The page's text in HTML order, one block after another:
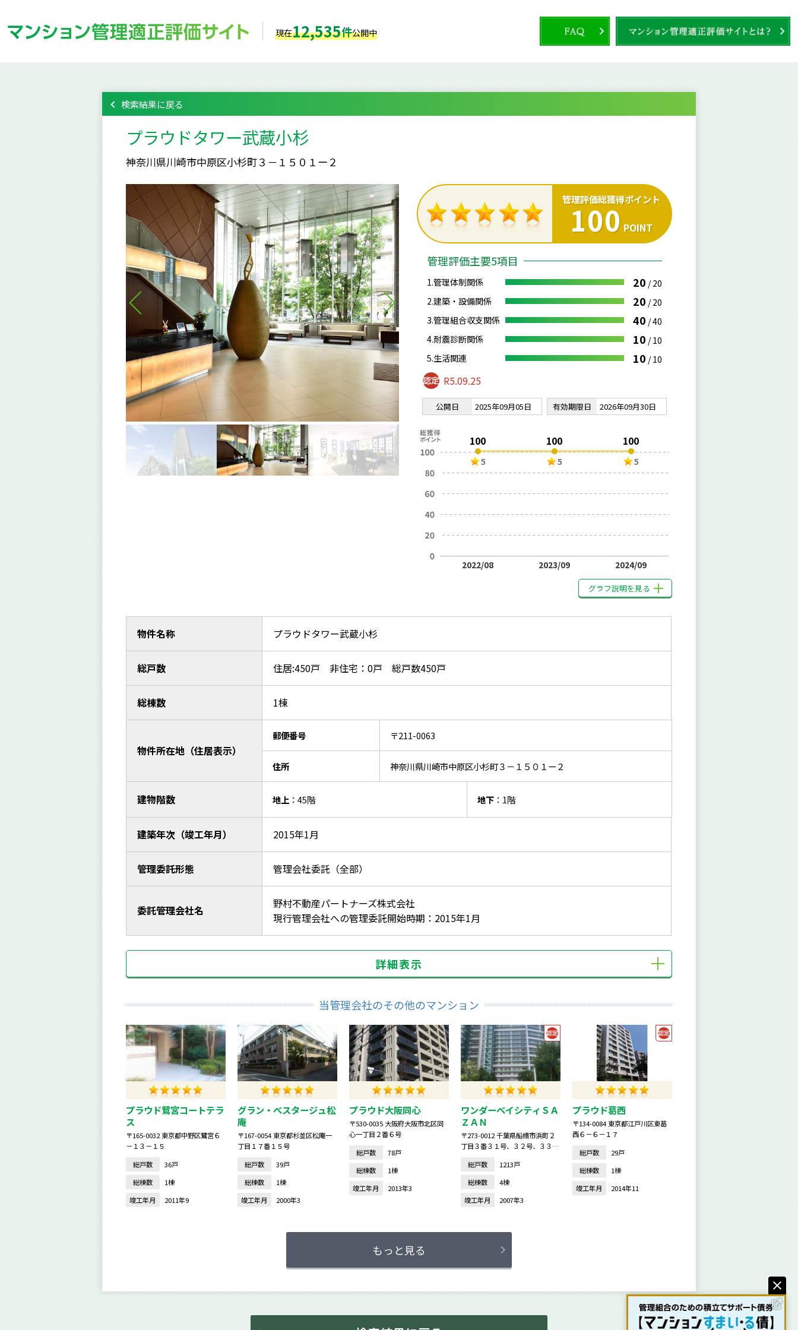
現在12,535件公開中
検索結果に戻る
プラウドタワー武蔵小杉
神奈川県川崎市中原区小杉町３－１５０１ー２
管理評価総獲得ポイント
100 POINT
管理評価主要5項目
1.管理体制関係 20 / 20
2.建築・設備関係
20 / 20
3.管理組合収支関係
40 /40
4.耐震診断関係
10 / 10
5.生活関連
10 / 10
R5.09.25
公開日 2025年09月05日 有効期限日 2026年09月30日
100
5
2022/08
100
5
2023/09
100
5
2024/09
グラフ説明を見る
物件名称 プラウドタワー武蔵小杉
総戸数 住居:450戸 非住宅：0戸 総戸数450戸
総棟数 1棟
物件所在地（住居表示）
郵便番号 〒211-0063
住所 神奈川県川崎市中原区小杉町３－１５０１ー２
建物階数 地上：45階 地下：1階
建築年次（竣工年月） 2015年1月
管理委託形態 管理会社委託（全部）
委託管理会社名
野村不動産パートナーズ株式会社
現行管理会社への管理委託開始時期：2015年1月
詳細表示
当管理会社のその他のマンション
プラウド鷺宮コートテラ
ス
〒165-0032 東京都中野区鷺宮６
－１３－１５
総戸数
36戸
総棟数
1棟
竣工年月
2011年9
グラン・べスタージュ松
庵
〒167-0054 東京都杉並区松庵一
丁目１７番１５号
総戸数
39戸
総棟数
1棟
竣工年月
2000年3
プラウド大阪同心
〒530-0035 大阪府大阪市北区同
心一丁目２番６号
総戸数
78戸
総棟数
1棟
竣工年月
2013年3
ワンダーベイシティＳＡ
ＺＡＮ
〒273-0012 千葉県船橋市浜町２
丁目３番３１号、３２号、３３
総戸数
1213戸
総棟数
4棟
竣工年月
2007年3
プラウド葛西
〒134-0084 東京都江戸川区東葛
西６－６－１７
総戸数
29戸
総棟数
1棟
竣工年月
2014年11
もっと見る